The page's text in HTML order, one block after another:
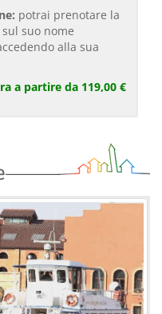
potrai prenotare la
suo nome
alla sua
a partire da 119,00 €